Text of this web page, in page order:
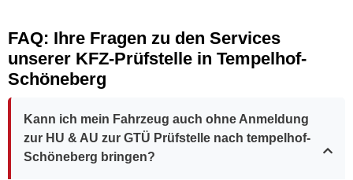
FAQ: Ihre Fragen zu den Services
unserer KFZ-Prüfstelle in Tempelhof-
Schöneberg
Kann ich mein Fahrzeug auch ohne Anmeldung
zur HU & AU zur GTÜ Prüfstelle nach tempelhof-
Schöneberg bringen?